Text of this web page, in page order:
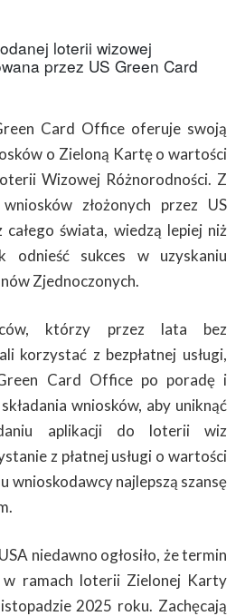
loterii wizowej
przez US Green Card
Card Office oferuje swoją
o Zieloną Kartę o wartości
Wizowej Różnorodności. Z
złożonych przez US
świata, wiedzą lepiej niż
odnieść sukces w uzyskaniu
Zjednoczonych.
którzy przez lata bez
korzystać z bezpłatnej usługi,
Card Office po poradę i
wniosków, aby uniknąć
aplikacji do loterii wiz
z płatnej usługi o wartości
wnioskodawcy najlepszą szansę
niedawno ogłosiło, że termin
w ramach loterii Zielonej Karty
2025 roku. Zachęcają